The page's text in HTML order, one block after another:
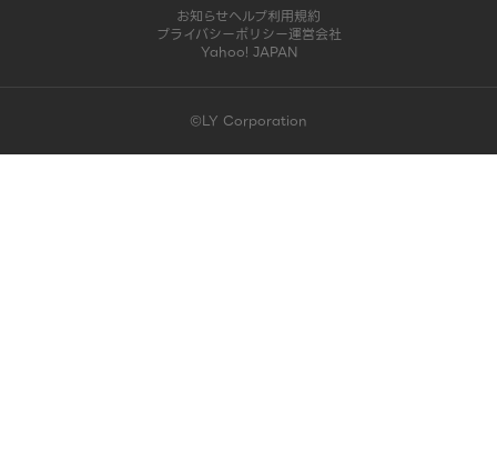
お知らせヘルプ利用規約
プライバシーポリシー運営会社
Yahoo! JAPAN
©LY Corporation
このコンテンツは掲載が終了しました | LINE占い